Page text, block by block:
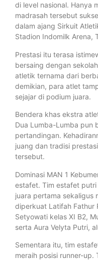
di level nasional. Hanya
madrasah tersebut
dalam ajang Sirkuit
Stadion Indomilk Arena,
Prestasi itu terasa
bersaing dengan
atletik ternama dari
demikian, para atlet
sejajar di podium juara.
Bendera khas ekstra
Dua Lumba-Lumba pun
pertandingan.
juang dan tradisi
tersebut.
Dominasi MAN 1
estafet. Tim estafet
juara pertama sekaligus
diperkuat Latifah Fathur
Setyowati kelas XI B2,
serta Aura Velyta Putri,
Sementara itu, tim
meraih posisi runner-